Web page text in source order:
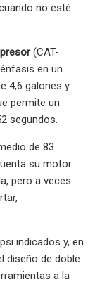
no esté
(CAT-
en un
4,6 galones y
permite un
segundos.
de 83
su motor
pero a veces
indicados y, en
diseño de doble
a la